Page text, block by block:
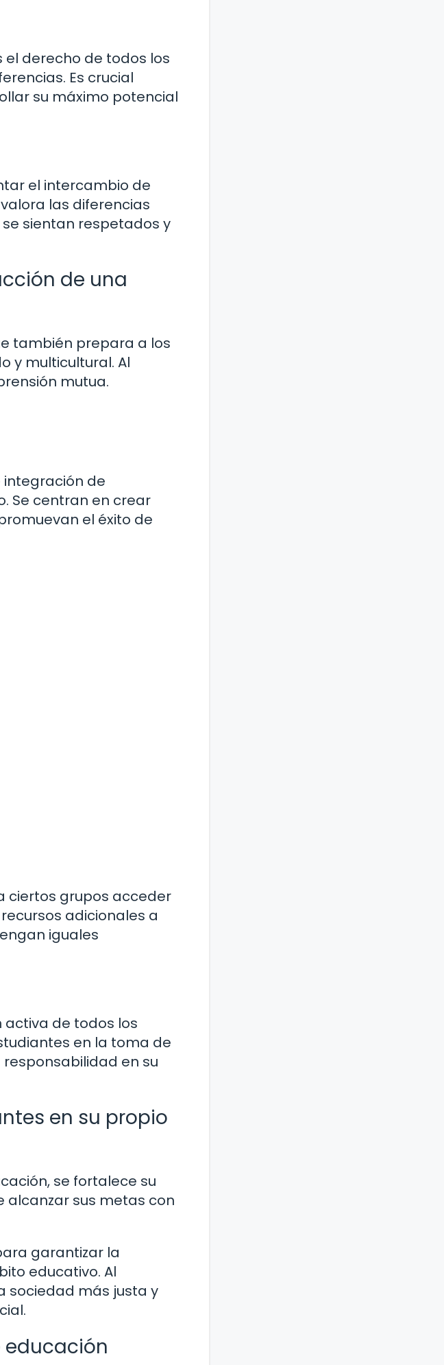
el derecho de todos los
Es crucial
su máximo potencial
el intercambio de
las diferencias
sientan respetados y
de una
también prepara a los
y multicultural. Al
mutua.
integración de
Se centran en crear
el éxito de
ciertos grupos acceder
adicionales a
iguales
activa de todos los
en la toma de
en su
en su propio
se fortalece su
alcanzar sus metas con
garantizar la
educativo. Al
sociedad más justa y
educación